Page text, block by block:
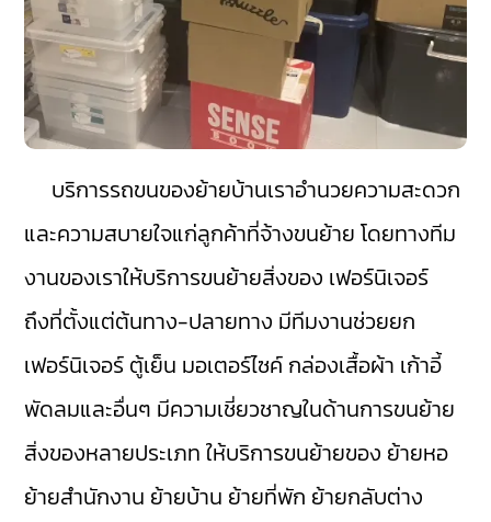
บริการรถขนของย้ายบ้านเราอำนวยความสะดวก
และความสบายใจแก่ลูกค้าที่จ้างขนย้าย โดยทางทีม
งานของเราให้บริการขนย้ายสิ่งของ เฟอร์นิเจอร์
ถึงที่ตั้งแต่ต้นทาง-ปลายทาง มีทีมงานช่วยยก
เฟอร์นิเจอร์ ตู้เย็น มอเตอร์ไซค์ กล่องเสื้อผ้า เก้าอี้
พัดลมและอื่นๆ มีความเชี่ยวชาญในด้านการขนย้าย
สิ่งของหลายประเภท ให้บริการขนย้ายของ ย้ายหอ
ย้ายสำนักงาน ย้ายบ้าน ย้ายที่พัก ย้ายกลับต่าง